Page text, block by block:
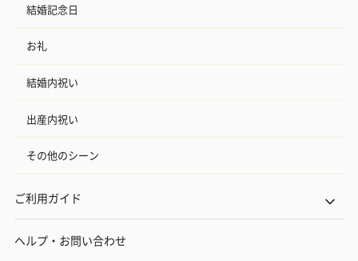
結婚記念日
お礼
結婚内祝い
出産内祝い
その他のシーン
ご利用ガイド
ヘルプ・お問い合わせ